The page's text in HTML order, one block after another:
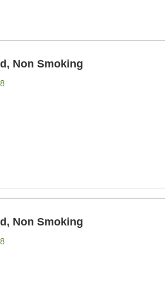
Non Smoking
Non Smoking